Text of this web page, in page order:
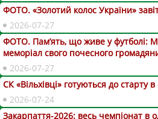
ФОТО. «Золотий колос України»
2026-07-27
ФОТО. Пам’ять, що живе у футболі:
меморіал свого почесного
2026-07-27
СК «Вільхівці» готуються до старту
2026-07-24
Закарпаття-2026: весь чемпіонат в